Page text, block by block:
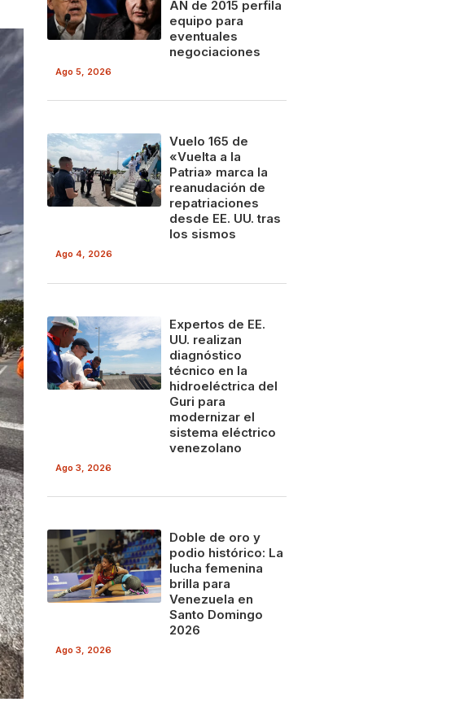
AN de 2015 perfila
equipo para
eventuales
negociaciones
Ago 5, 2026
Vuelo 165 de
«Vuelta a la
Patria» marca la
reanudación de
repatriaciones
desde EE. UU. tras
los sismos
Ago 4, 2026
Expertos de EE.
UU. realizan
diagnóstico
técnico en la
hidroeléctrica del
Guri para
modernizar el
sistema eléctrico
venezolano
Ago 3, 2026
Doble de oro y
podio histórico: La
lucha femenina
brilla para
Venezuela en
Santo Domingo
2026
Ago 3, 2026